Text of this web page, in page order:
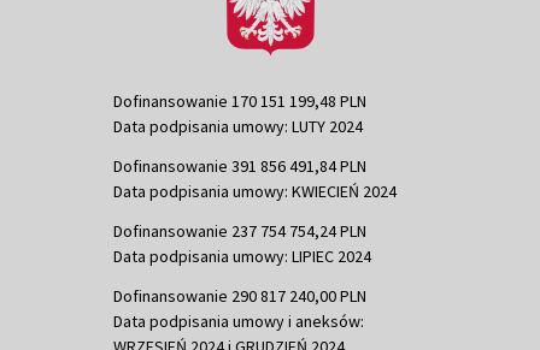
Dofinansowanie 170 151 199,48 PLN
Data podpisania umowy: LUTY 2024
Dofinansowanie 391 856 491,84 PLN
Data podpisania umowy: KWIECIEŃ 2024
Dofinansowanie 237 754 754,24 PLN
Data podpisania umowy: LIPIEC 2024
Dofinansowanie 290 817 240,00 PLN
Data podpisania umowy i aneksów: